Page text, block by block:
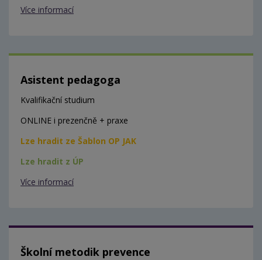
Více informací
Asistent pedagoga
Kvalifikační studium
ONLINE i prezenčně + praxe
Lze hradit ze Šablon OP JAK
Lze hradit z ÚP
Více informací
Školní metodik prevence